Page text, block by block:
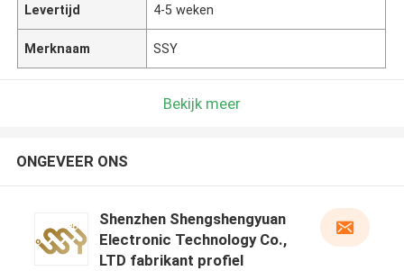
Levertijd 4-5 weken
Merknaam SSY
Bekijk meer
ONGEVEER ONS
Shenzhen Shengshengyuan
Electronic Technology Co.,
LTD fabrikant profiel